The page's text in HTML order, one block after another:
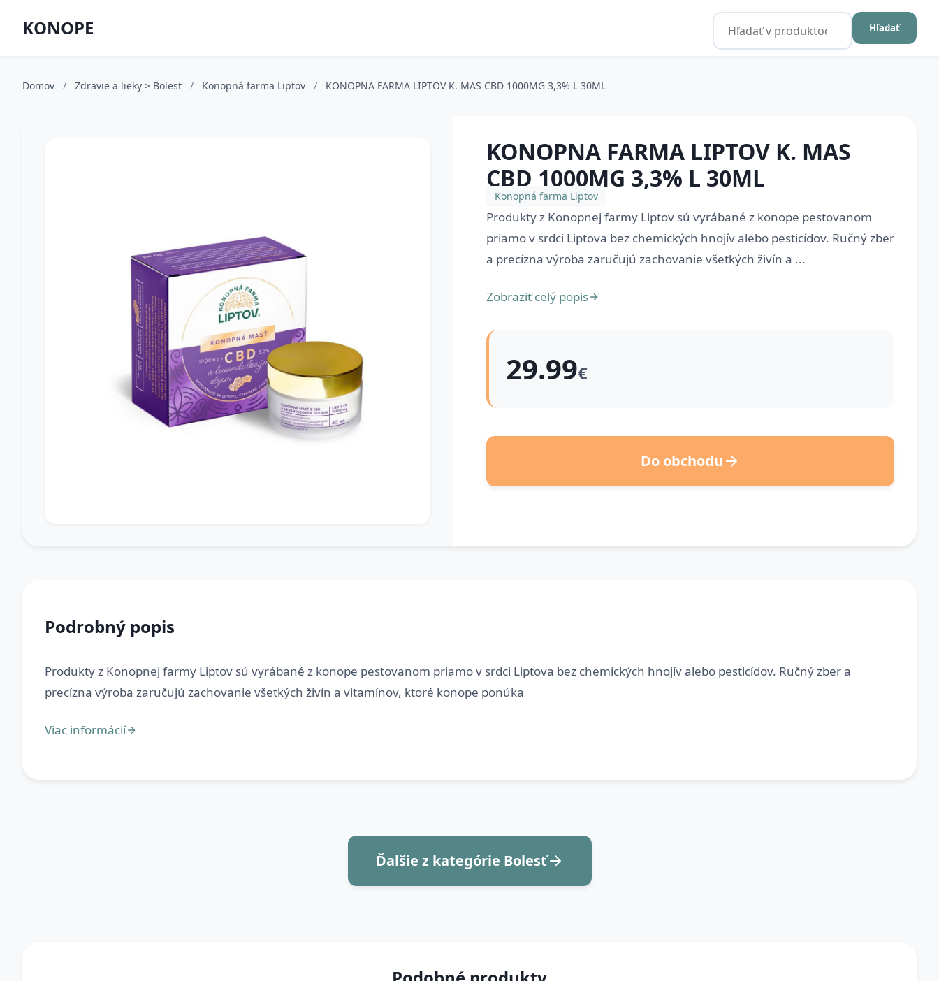
KONOPE Hľadať
Domov / Zdravie a lieky > Bolesť / Konopná farma Liptov / KONOPNA FARMA LIPTOV K. MAS CBD 1000MG 3,3% L 30ML
KONOPNA FARMA LIPTOV K. MAS
CBD 1000MG 3,3% L 30ML
Konopná farma Liptov
Produkty z Konopnej farmy Liptov sú vyrábané z konope pestovanom
priamo v srdci Liptova bez chemických hnojív alebo pesticídov. Ručný zber
a precízna výroba zaručujú zachovanie všetkých živín a ...
Zobraziť celý popis
29.99€
Do obchodu
Podrobný popis
Produkty z Konopnej farmy Liptov sú vyrábané z konope pestovanom priamo v srdci Liptova bez chemických hnojív alebo pesticídov. Ručný zber a
Ďalšie z kategórie Bolesť